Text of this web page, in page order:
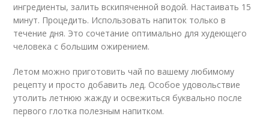
ингредиенты, залить вскипяченной водой. Настаивать 15
минут. Процедить. Использовать напиток только в
течение дня. Это сочетание оптимально для худеющего
человека с большим ожирением.
Летом можно приготовить чай по вашему любимому
рецепту и просто добавить лед. Особое удовольствие
утолить летнюю жажду и освежиться буквально после
первого глотка полезным напитком.